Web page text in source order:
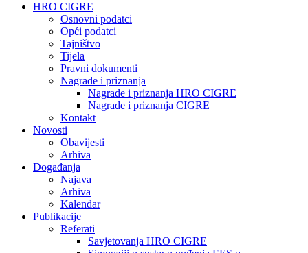
HRO CIGRE
Osnovni podatci​
Opći podatci
Tajništvo
Tijela
Pravni dokumenti
Nagrade i priznanja
Nagrade i priznanja HRO CIGRE
Nagrade i priznanja CIGRE
Kontakt
Novosti
Obavijesti
Arhiva
Događanja
Najava
Arhiva
Kalendar
Publikacije
Referati
Savjetovanja HRO CIGRE